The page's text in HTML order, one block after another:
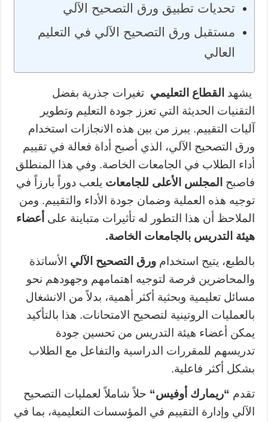
تحديات تطبيق ورق التصحيح الآلي
مستقبل ورق التصحيح الآلي في التعليم
العالي
يشهد القطاع التعليمي تغيرات جذرية بفضل
التقنيات الحديثة التي تعزز جودة التعليم وتطوير
آليات التقييم. يبرز من بين هذه الانجازات استخدام
ورق التصحيح الآلي، الذي أصبح أداة فعالة في تقييم
أداء الطلاب في الجامعات الخاصة. وفي هذا المنطلق
فاصبح المجلس الأعلى للجامعات يلعب دوراً بارزاً في
توجيه هذه العملية وضمان جودة الأداء والتقييم. ومن
الملاحظ أن هذا التطور له تأثيرات متباينة على أعضاء
هيئة التدريس بالجامعات الخاصة.
بالطبع، يتيح استخدام ورق التصحيح الآلي الأساتذة
والمحاضرين فرصة لتوجيه اهتمامهم وجهودهم نحو
مسائل تعليمية وبحثية أكثر أهمية، بدلاً من الانشغال
بالعمليات الروتينية لتصحيح الامتحانات. هذا بالتأكيد
يمكن أعضاء هيئة التدريس من تحسين جودة
تدريسهم للمقررات الدراسية والتفاعل مع الطلاب
بشكل أكثر فاعلية.
تقدم “ريمارك أوفيس“ حلاً شاملاً لعمليات التصحيح
الآلي وإدارة التقييم في المؤسسات التعليمية، بما في